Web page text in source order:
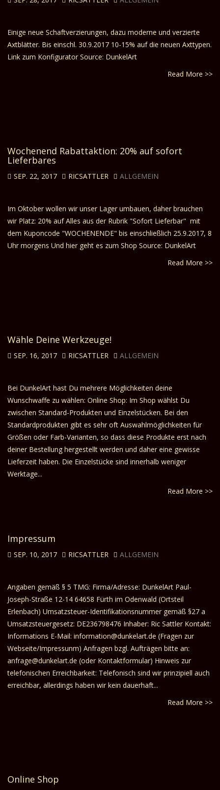
Einige neue Schaftverzierungen, dazu moderne und verzierte
Axtblätter. Bis einschl. 30.9.2017 10-15% auf die neuen Axttypen.
Link zum Konfigurator Source: DunkelArt
Read More >>
Wochenend Rabattaktion: 20% auf sofort
Lieferbares
SEP. 22, 2017 RICSATTLER ALLGEMEIN
Im Oktober wollen wir unser Lager umbauen, daher brauchen
wir Platz: 20% auf Alles aus der Rubrik "Sofort Lieferbar" mit
dem Kuponcode "WOCHENENDE" bis einschließlich 25.9.2017, 8
Uhr morgens Und hier geht es zum Shop Source: DunkelArt
Read More >>
Wähle Deine Werkzeuge!
SEP. 16, 2017 RICSATTLER ALLGEMEIN
Bei DunkelArt hast Du mehrere Möglichkeiten deine
Wunschwaffe zu wählen: Online Shop: Im Shop wählst Du
zwischen Standard-Produkten und Einzelstücken. Bei den
Standardprodukten gibt es sehr oft Auswahlmöglichkeiten für
Größen oder Farb-Varianten, so dass diese Produkte erst nach
deiner Bestellung hergestellt werden und daher eine gewisse
Lieferzeit haben. Die Einzelstücke sind innerhalb weniger
Werktage...
Read More >>
Impressum
SEP. 10, 2017 RICSATTLER ALLGEMEIN
Angaben gemäß § 5 TMG: Firma/Adresse: DunkelArt Paul-
Joseph-Straße 12-14 64658 Fürth im Odenwald (Ortsteil
Erlenbach) Umsatzsteuer-Identifikationsnummer gemäß §27 a
Umsatzsteuergesetz: DE236798476 Inhaber: Ric Sattler Kontakt:
Informations E-Mail: information@dunkelart.de (Fragen zur
Webseite/Impressunm) Anfragen bzgl. Aufträgen bitte an:
anfrage@dunkelart.de (oder Kontaktformular) Hinweis zur
telefonischen Erreichbarkeit: Telefonisch sind wir prinzipiell auch
erreichbar, allerdings haben wir kein dauerhaft...
Read More >>
Online Shop